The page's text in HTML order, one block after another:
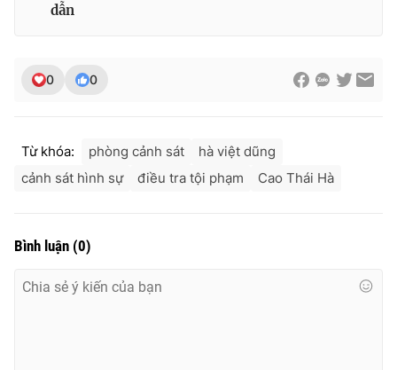
dẫn
0 0
Từ khóa: phòng cảnh sát
hà việt dũng
cảnh sát hình sự
điều tra tội phạm Cao Thái Hà
Bình luận (0)